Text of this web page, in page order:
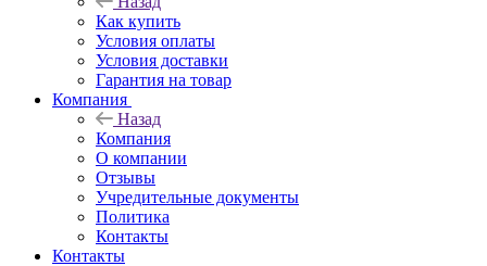
Как купить
Условия оплаты
Условия доставки
Гарантия на товар
Компания
Назад
Компания
О компании
Отзывы
Учредительные документы
Политика
Контакты
Контакты